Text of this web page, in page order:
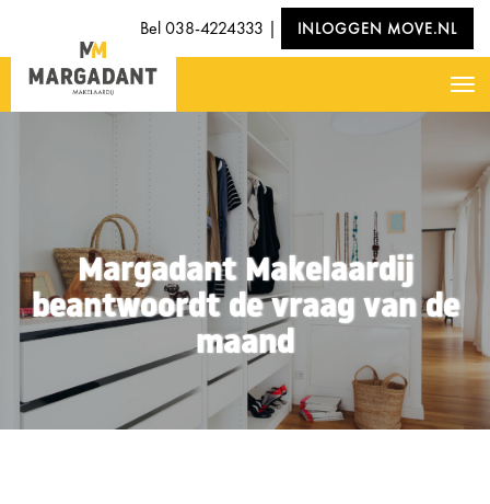
Bel038-4224333 | INLOGGEN MOVE.NL
Margadant Makelaardij
beantwoordt de vraag van de
maand